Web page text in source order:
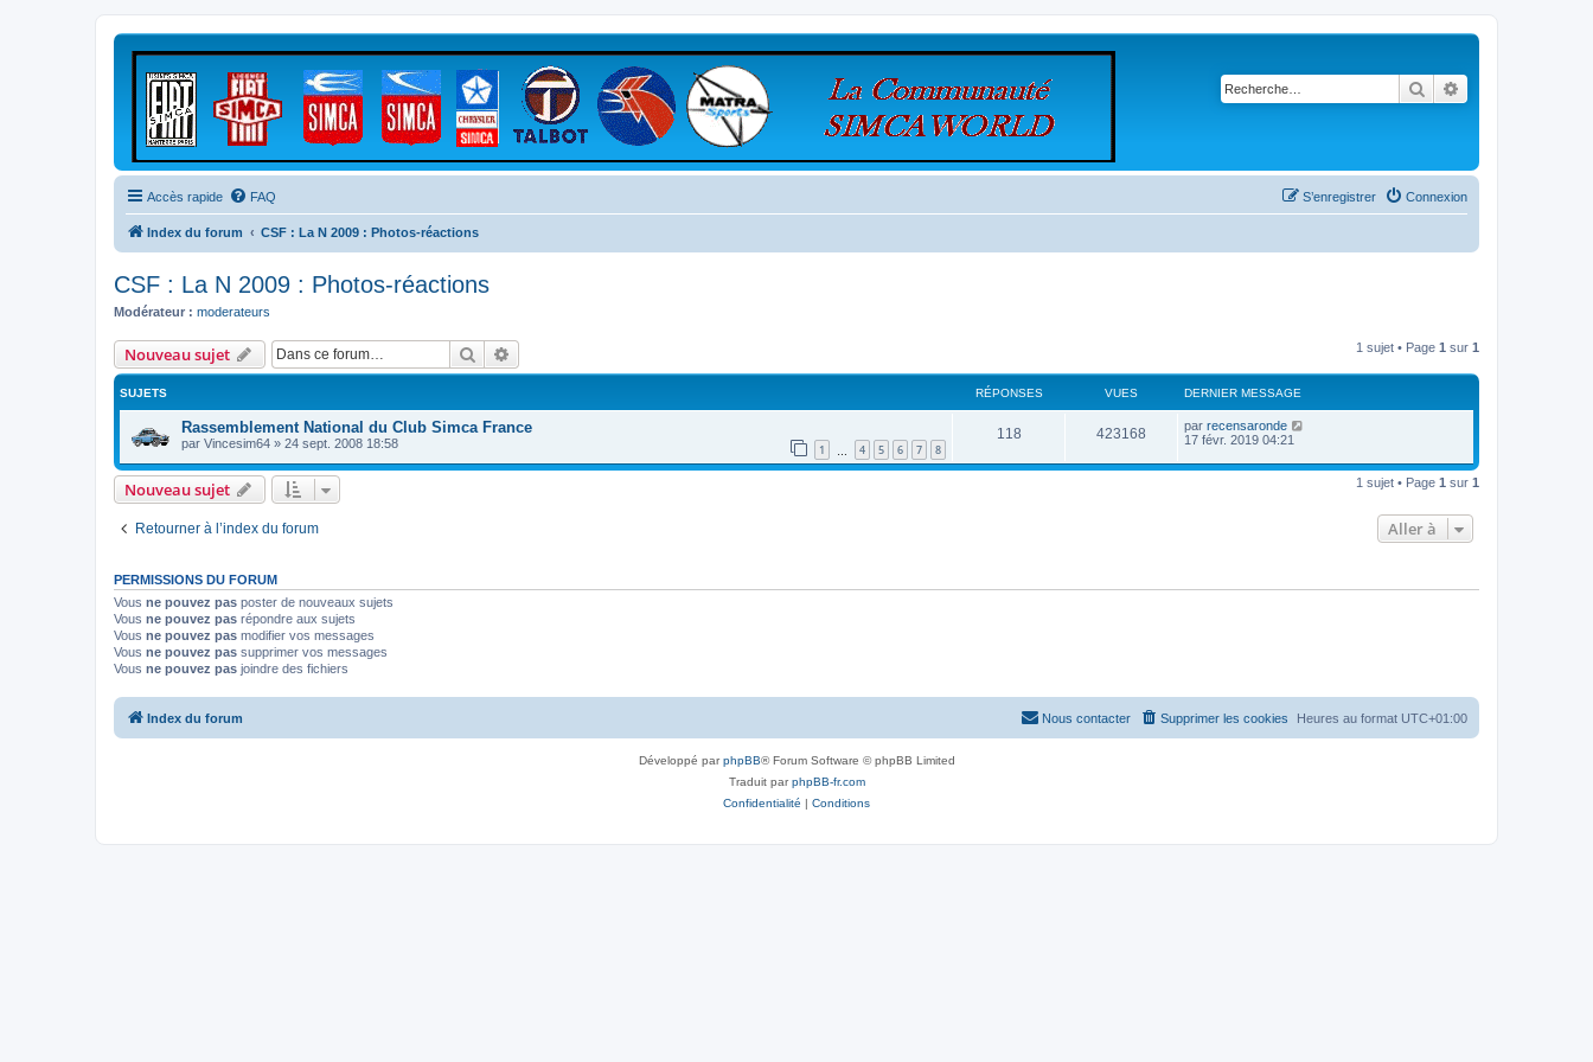
Rechercher
Accès rapide FAQ Connexion
S’enregistrer
Index du forum CSF : La N 2009 : Photos-réactions
CSF : La N 2009 : Photos-réactions
Modérateur : moderateurs
Nouveau sujet Rechercher 1 sujet • Page 1 sur 1
SUJETS RÉPONSES VUES DERNIER MESSAGE
Rassemblement National du Club Simca France
par Vincesim64 » 24 sept. 2008 18:58 1 4 5 6 7 8
118 423168 par recensaronde
17 févr. 2019 04:21
Nouveau sujet 1 sujet • Page 1 sur 1
Retourner à l’index du forum Aller à
PERMISSIONS DU FORUM
Vous ne pouvez pas poster de nouveaux sujets
Vous ne pouvez pas répondre aux sujets
Vous ne pouvez pas modifier vos messages
Vous ne pouvez pas supprimer vos messages
Vous ne pouvez pas joindre des fichiers
Index du forum Heures au format UTC+01:00
Supprimer les cookies
Nous contacter
Développé parphpBB® Forum Software © phpBB Limited
Traduit parphpBB-fr.com
Confidentialité | Conditions